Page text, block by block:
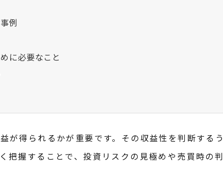
例
に必要なこと
が得られるかが重要です。その収益性を判断するう
把握することで、投資リスクの見極めや売買時の判